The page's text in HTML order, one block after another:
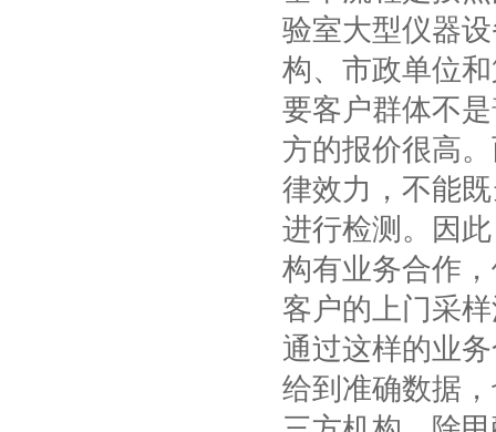
验室大型仪器
构、市政单位
要客户群体不
方的报价很高
律效力，不能
进行检测。因
构有业务合作
客户的上门采
通过这样的业
给到准确数据